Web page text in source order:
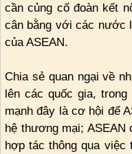
cần củng cố đoàn kết
cân bằng với các nước
của ASEAN.
Chia sẻ quan ngại về
lên các quốc gia,
mạnh đây là cơ hội để
hệ thương mại;
hợp tác thông qua